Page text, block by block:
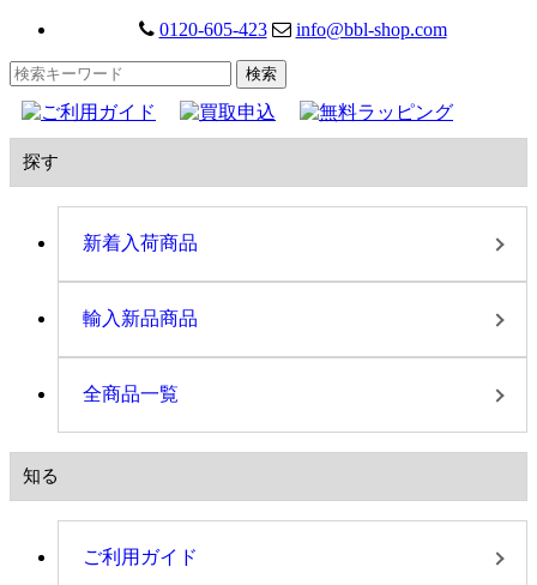
0120-605-423 info@bbl-shop.com
探す
新着入荷商品
輸入新品商品
全商品一覧
知る
ご利用ガイド